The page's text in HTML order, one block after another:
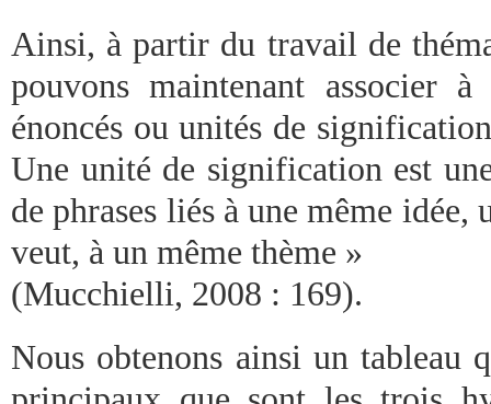
Ainsi, à partir du travail de
pouvons maintenant associer
énoncés ou unités de
Une unité de signification est
de phrases liés à une même idée,
veut, à un même thème »
(Mucchielli, 2008 : 169).
Nous obtenons ainsi un tableau